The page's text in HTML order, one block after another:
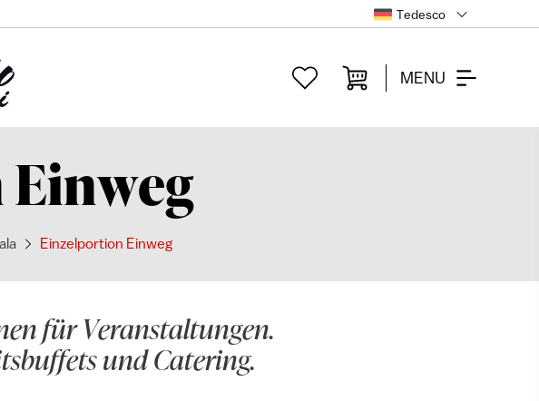
Tedesco
MENU
Einzelportion Einweg
für Veranstaltungen.
und Catering.